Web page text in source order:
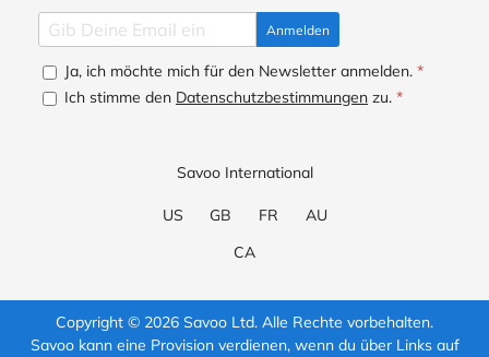
Anmelden
Ja, ich möchte mich für den Newsletter anmelden. *
Ich stimme den Datenschutzbestimmungen zu. *
Savoo International
US GB FR
AU
CA
Copyright © 2026 Savoo Ltd. Alle Rechte vorbehalten.
Savoo kann eine Provision verdienen, wenn du über Links auf